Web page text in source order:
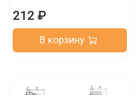
212 ₽
В корзину